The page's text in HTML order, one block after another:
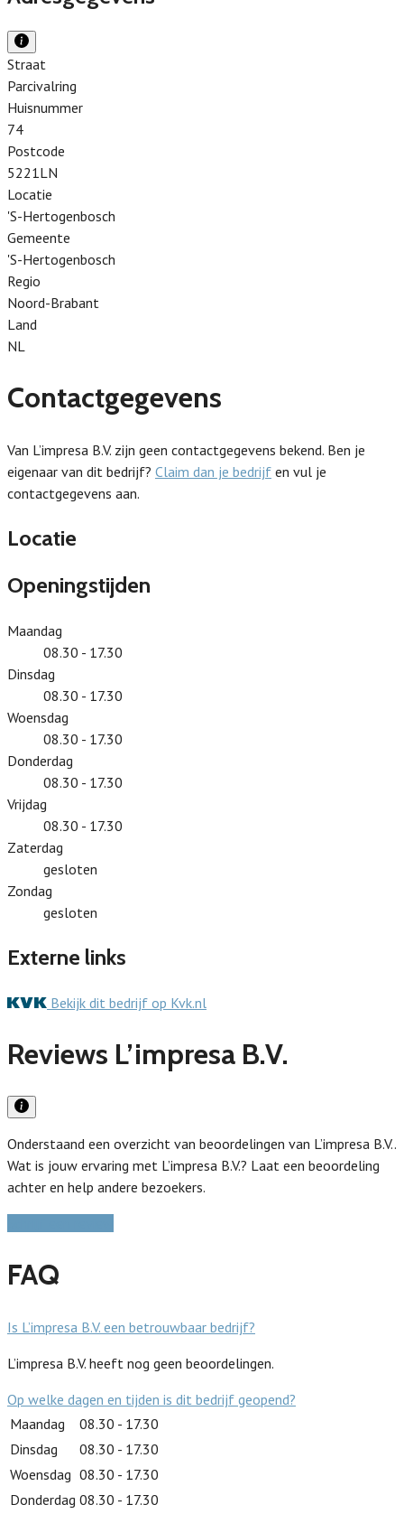
Straat
Parcivalring
Huisnummer
74
Postcode
5221LN
Locatie
'S-Hertogenbosch
Gemeente
'S-Hertogenbosch
Regio
Noord-Brabant
Land
NL
Contactgegevens
Van L’impresa B.V. zijn geen contactgegevens bekend. Ben je
eigenaar van dit bedrijf? Claim dan je bedrijf en vul je
contactgegevens aan.
Locatie
Openingstijden
Maandag
08.30 - 17.30
Dinsdag
08.30 - 17.30
Woensdag
08.30 - 17.30
Donderdag
08.30 - 17.30
Vrijdag
08.30 - 17.30
Zaterdag
gesloten
Zondag
gesloten
Externe links
Bekijk dit bedrijf op Kvk.nl
Reviews L’impresa B.V.
Onderstaand een overzicht van beoordelingen van L’impresa B.V..
Wat is jouw ervaring met L’impresa B.V.? Laat een beoordeling
achter en help andere bezoekers.
FAQ
Is L’impresa B.V. een betrouwbaar bedrijf?
L’impresa B.V. heeft nog geen beoordelingen.
Op welke dagen en tijden is dit bedrijf geopend?
Maandag
08.30 - 17.30
Dinsdag
08.30 - 17.30
Woensdag 08.30 - 17.30
Donderdag 08.30 - 17.30